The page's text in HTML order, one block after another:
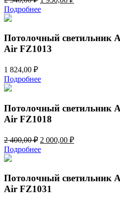
цена
составляла
340,00 ₽.
Подробнее
Потолочный светильник
Air FZ1013
1 824,00 ₽
Подробнее
Потолочный светильник
Air FZ1018
2 400,00₽ Первоначальная
цена
составляла
400,00 ₽.
2 000,00 ₽Текущая
Подробнее
Потолочный светильник
Air FZ1031